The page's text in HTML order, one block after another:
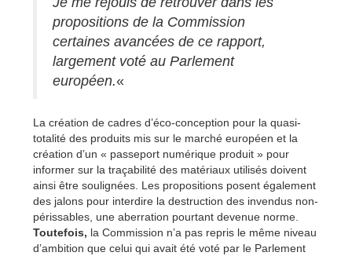
propositions de la Commission
certaines avancées de ce rapport,
largement voté au Parlement
européen.«
La création de cadres d’éco-conception pour la quasi-
totalité des produits mis sur le marché européen et la
création d’un « passeport numérique produit » pour
informer sur la traçabilité des matériaux utilisés doivent
ainsi être soulignées. Les propositions posent également
des jalons pour interdire la destruction des invendus non-
périssables, une aberration pourtant devenue norme.
Toutefois, la Commission n’a pas repris le même niveau
d’ambition que celui qui avait été voté par le Parlement